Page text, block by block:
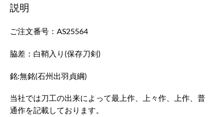
説明
ご注文番号：AS25564
脇差：白鞘入り(保存刀剣)
銘:無銘(石州出羽貞綱)
当社では刀工の出来によって最上作、上々作、上作、普
通作を記載しております。